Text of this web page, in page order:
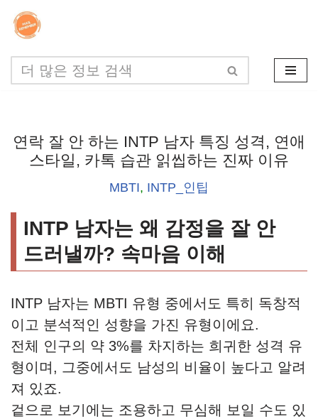
콘
텐
츠
너
연락 잘 안 하는 INTP 남자 특징 성격, 연애
스타일, 카톡 습관 읽씹하는 진짜 이유
MBTI, INTP_인팁
INTP 남자는 왜 감정을 잘 안
드러낼까? 속마음 이해
INTP 남자는 MBTI 유형 중에서도 특히 독창적
이고 분석적인 성향을 가진 유형이에요.
전체 인구의 약 3%를 차지하는 희귀한 성격 유
형이며, 그중에서도 남성의 비율이 높다고 알려
져 있죠.
겉으로 보기에는 조용하고 무심해 보일 수도 있